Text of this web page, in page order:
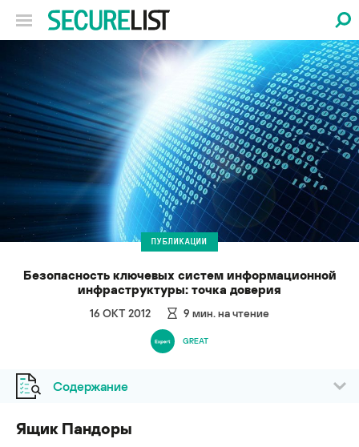
ПУБЛИКАЦИИ
Безопасность ключевых систем информационной
инфраструктуры: точка доверия
16 ОКТ 2012 9 мин. на чтение
GREAT
Содержание
Ящик Пандоры